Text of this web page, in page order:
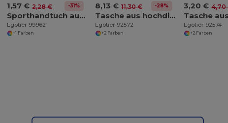
1,57 € 2,28 € -31%
Sporthandtuch aus Baumwolle (380 g/m²)
Egotier 99962
+1 Farben
8,13 € 11,30 € -28%
Tasche aus hochdichtem, recyceltem 300D-Polyester für Laptop 15'6"
Egotier 92572
+2 Farben
3,20 € 4,70
Egotier 92574
+2 Farben